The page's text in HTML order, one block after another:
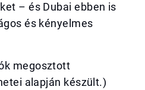
– és Dubai ebben is
és kényelmes
megosztott
alapján készült.)